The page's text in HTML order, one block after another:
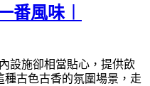
番風味︱
設施卻相當貼心，提供飲
古色古香的氛圍場景，走